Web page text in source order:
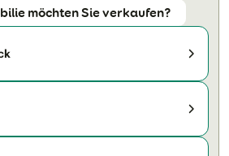
möchten Sie verkaufen?